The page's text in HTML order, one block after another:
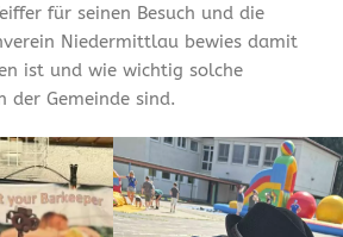
für seinen Besuch und die
Niedermittlau bewies damit
ist und wie wichtig solche
Gemeinde sind.